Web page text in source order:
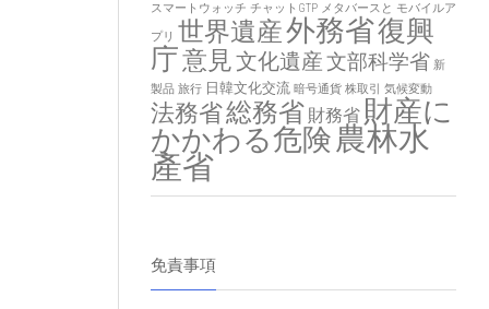
スマートウォッチ チャットGTP メタバースと モバイルア
プリ 世界遺産外務省復興
庁意見文化遺産文部科学省 新
製品 旅行 日韓文化交流 暗号通貨 株取引 気候変動
法務省総務省 財務省 財産に
かかわる危険農林水
產省
免責事項